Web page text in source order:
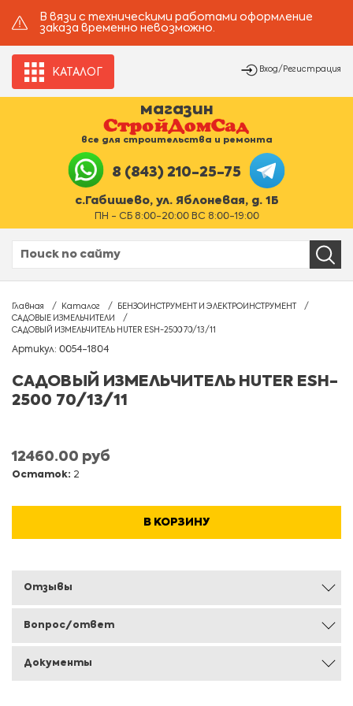
В вязи с техническими работами оформление
заказа временно невозможно.
КАТАЛОГ Вход/Регистрация
магазин
все для строительства и ремонта
8 (843) 210-25-75
с.Габишево, ул. Яблоневая, д. 1Б
ПН - СБ 8:00-20:00 ВС 8:00-19:00
Главная Каталог
БЕНЗОИНСТРУМЕНТ И ЭЛЕКТРОИНСТРУМЕНТ
САДОВЫЕ ИЗМЕЛЬЧИТЕЛИ
САДОВЫЙ ИЗМЕЛЬЧИТЕЛЬ HUTER ESH-2500 70/13/11
Артикул: 0054-1804
САДОВЫЙ ИЗМЕЛЬЧИТЕЛЬ HUTER ESH-
2500 70/13/11
12460.00 руб
Остаток: 2
В КОРЗИНУ
Отзывы
Вопрос/ответ
Документы